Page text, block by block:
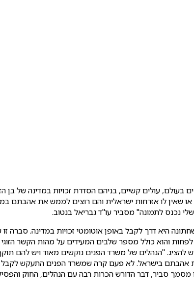
עולים קשיים, בניהם הסדרת זכויות במדינה של בן
או שאין לו אזרחות ישראלית והם רוצים לממש את אהבתם
נכנס לתמונה" מסביר עו"ד גבריאל בנטוב.
היא דרך לקבל באופן אוטומטי זכויות במדינה. סברה זו
והוא כולל מספר שלבים המעידים על מהות הקשר
"הנהלים של משרד הפנים נוקשים מאוד ויש להם
אהבתם בישראל. לא פעם קרה שמשרד הפנים התעקש לקבל
מסמך סביר, דבר הדורש הכרות רבה עם הנהלים, החוק